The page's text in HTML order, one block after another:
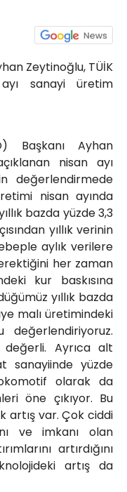
Zeytinoğlu, TÜİK
sanayi üretim
Başkanı Ayhan
nisan ayı
değerlendirmede
nisan ayında
bazda yüzde 3,3
yıllık verinin
aylık verilere
her zaman
kur baskısına
yıllık bazda
malı üretimindeki
değerlendiriyoruz.
Ayrıca alt
sanayiinde yüzde
olarak da
öne çıkıyor. Bu
artış var. Çok ciddi
ve imkanı olan
artırdığını
artış da
Mahallesi
No:17/4 İzmit-